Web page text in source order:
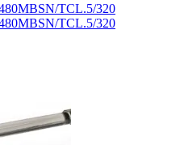
TCL.5/320
TCL.5/320